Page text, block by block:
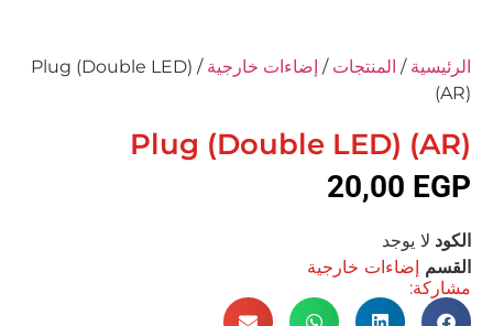
الرئيسية / المنتجات / إضاءات خارجية
/ Plug (Double LED)
(AR)
Plug (Double LED) (AR)
20,00 EGP
الكود لا يوجد
القسم إضاءات خارجية
مشاركة: